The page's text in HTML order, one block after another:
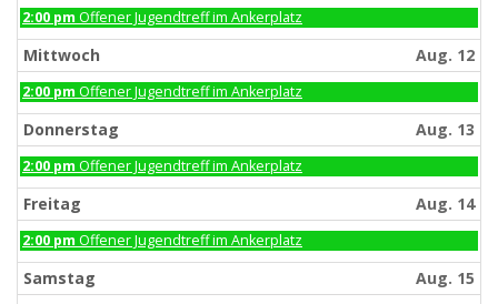
Dienstag,
August
11th
2026
2:00 pm Offener Jugendtreff im Ankerplatz
Mittwoch Aug. 12
Mittwoch,
August
12th
2026
2:00 pm Offener Jugendtreff im Ankerplatz
Donnerstag Aug. 13
Donnerstag,
August
13th
2026
2:00 pm Offener Jugendtreff im Ankerplatz
Freitag Aug. 14
Freitag,
August
14th
2026
2:00 pm Offener Jugendtreff im Ankerplatz
Samstag Aug. 15